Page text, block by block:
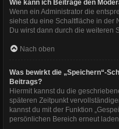
Wie kann ich Beiträge den
Wenn ein Administrator die
siehst du eine Schaltfläche in der
Du wirst dann durch die weiteren
Nach oben
Was bewirkt die „Speichern“-
Beitrags?
Hiermit kannst du die
späteren Zeitpunkt
kannst du mit der Funktion
persönlichen Bereich erneut laden.